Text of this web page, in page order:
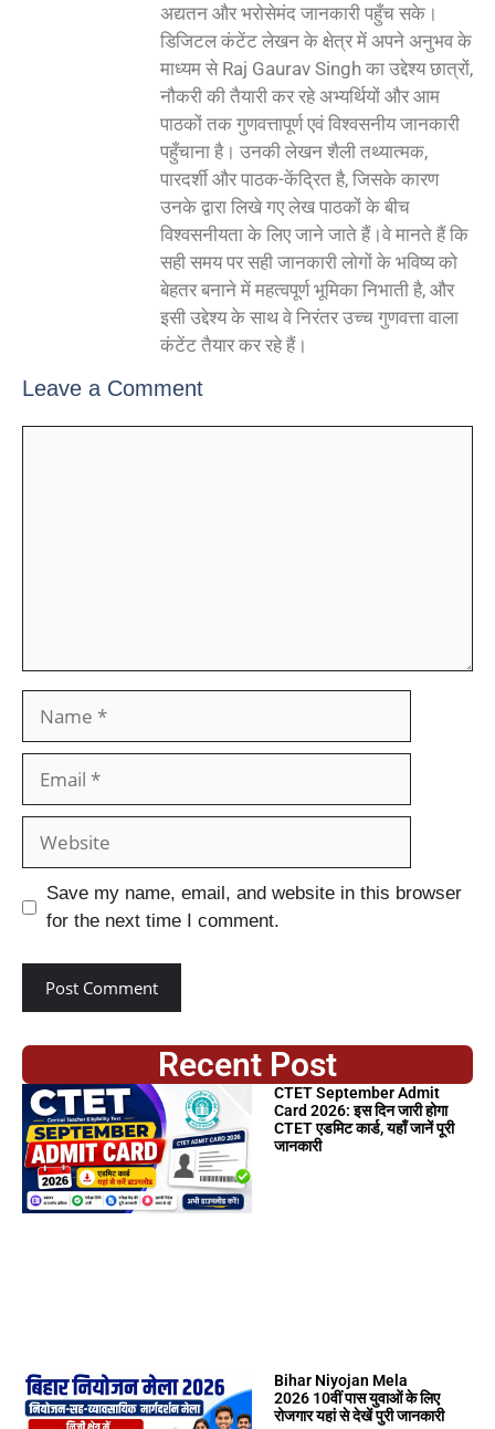
अद्यतन और भरोसेमंद जानकारी पहुँच सके।
डिजिटल कंटेंट लेखन के क्षेत्र में अपने अनुभव के
माध्यम से Raj Gaurav Singh का उद्देश्य छात्रों,
नौकरी की तैयारी कर रहे अभ्यर्थियों और आम
पाठकों तक गुणवत्तापूर्ण एवं विश्वसनीय जानकारी
पहुँचाना है। उनकी लेखन शैली तथ्यात्मक,
पारदर्शी और पाठक-केंद्रित है, जिसके कारण
उनके द्वारा लिखे गए लेख पाठकों के बीच
विश्वसनीयता के लिए जाने जाते हैं।वे मानते हैं कि
सही समय पर सही जानकारी लोगों के भविष्य को
बेहतर बनाने में महत्वपूर्ण भूमिका निभाती है, और
इसी उद्देश्य के साथ वे निरंतर उच्च गुणवत्ता वाला
कंटेंट तैयार कर रहे हैं।
Leave a Comment
Save my name, email, and website in this browser
for the next time I comment.
Recent Post
CTET September Admit
Card 2026: इस दिन जारी होगा
CTET एडमिट कार्ड, यहाँ जानें पूरी
जानकारी
Bihar Niyojan Mela
2026 10वीं पास युवाओं के लिए
रोजगार यहां से देखें पुरी जानकारी